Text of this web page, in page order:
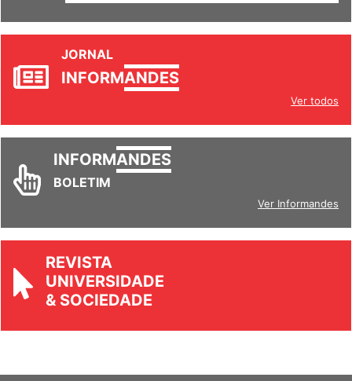
JORNAL
INFORMANDES
Ver todos
INFORMANDES
BOLETIM
Ver Informandes
REVISTA
UNIVERSIDADE
& SOCIEDADE